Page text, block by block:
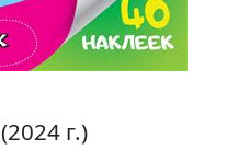
(2024 г.)